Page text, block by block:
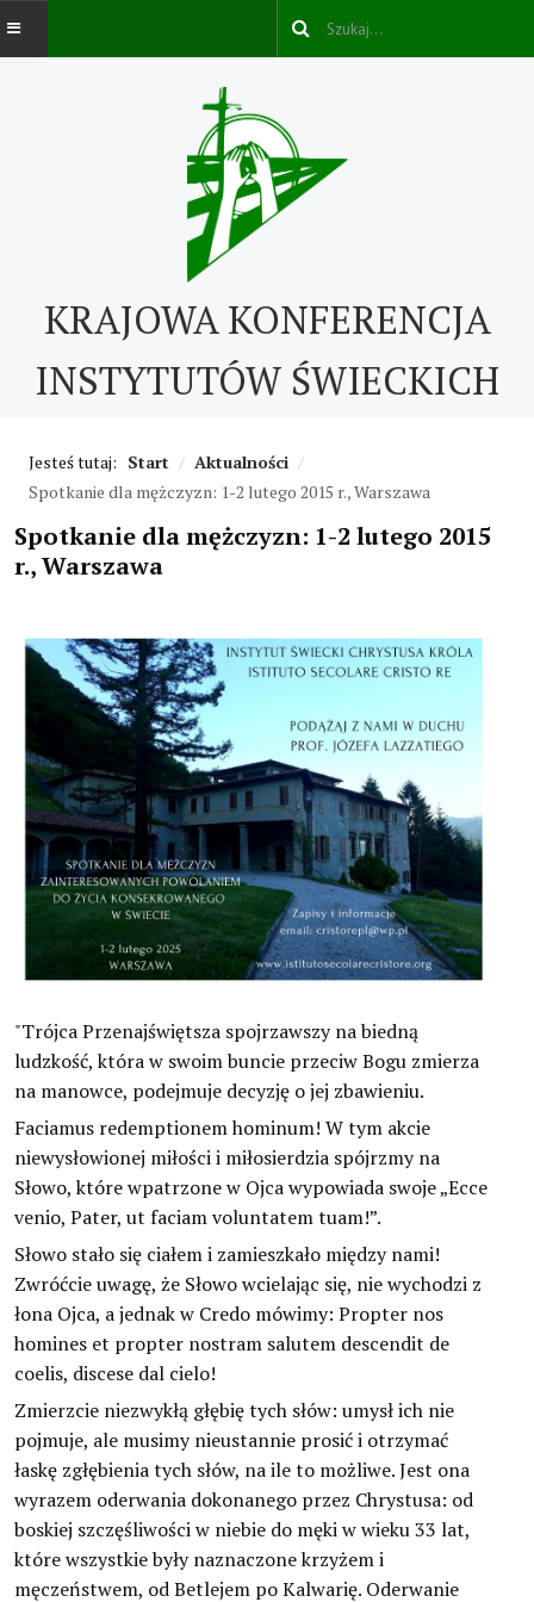
Kontakt
ABC IŚ
Historia IŚ
Dokumenty Kościoła
Publikacje
Multimedia
IŚ W POLSCE
TERMINARZ
POLECAMY
KRAJOWA KONFERENCJA
INSTYTUTÓW ŚWIECKICH
Jesteś tutaj: Start / Aktualności /
Spotkanie dla mężczyzn: 1-2 lutego 2015 r., Warszawa
Spotkanie dla mężczyzn: 1-2 lutego 2015
r., Warszawa
"Trójca Przenajświętsza spojrzawszy na biedną
ludzkość, która w swoim buncie przeciw Bogu zmierza
na manowce, podejmuje decyzję o jej zbawieniu.
Faciamus redemptionem hominum! W tym akcie
niewysłowionej miłości i miłosierdzia spójrzmy na
Słowo, które wpatrzone w Ojca wypowiada swoje „Ecce
venio, Pater, ut faciam voluntatem tuam!”.
Słowo stało się ciałem i zamieszkało między nami!
Zwróćcie uwagę, że Słowo wcielając się, nie wychodzi z
łona Ojca, a jednak w Credo mówimy: Propter nos
homines et propter nostram salutem descendit de
coelis, discese dal cielo!
Zmierzcie niezwykłą głębię tych słów: umysł ich nie
pojmuje, ale musimy nieustannie prosić i otrzymać
łaskę zgłębienia tych słów, na ile to możliwe. Jest ona
wyrazem oderwania dokonanego przez Chrystusa: od
boskiej szczęśliwości w niebie do męki w wieku 33 lat,
które wszystkie były naznaczone krzyżem i
męczeństwem, od Betlejem po Kalwarię. Oderwanie